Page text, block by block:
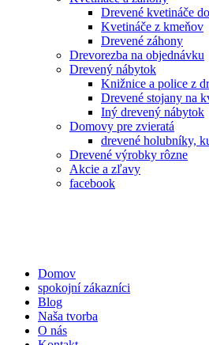
Drevené kvetináče
Kvetináče z kmeňov
Drevené záhony
Drevorezba na objednávku
Drevený nábytok
Knižnice a police z
Drevené stojany na
Iný drevený nábytok
Domovy pre zvieratá
drevené holubníky,
Drevené výrobky rôzne
Akcie a zľavy
facebook
Domov
spokojní zákazníci
Blog
Naša tvorba
O nás